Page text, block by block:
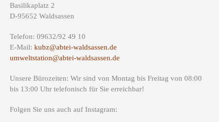
Basilikaplatz 2
D-95652 Waldsassen
Telefon: 09632/92 49 10
E-Mail: kubz@abtei-waldsassen.de
umweltstation@abtei-waldsassen.de
Unsere Bürozeiten: Wir sind von Montag bis Freitag von 08:00
bis 13:00 Uhr telefonisch für Sie erreichbar!
Folgen Sie uns auch auf Instagram: